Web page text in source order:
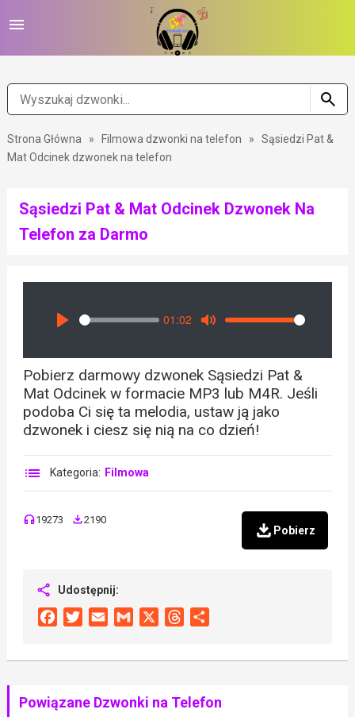
Strona Główna » Filmowa dzwonki na telefon »
Sąsiedzi Pat &
Mat Odcinek dzwonek na telefon
Sąsiedzi Pat & Mat Odcinek Dzwonek Na
Telefon za Darmo
Seek
01:02
Volume
Pobierz darmowy dzwonek Sąsiedzi Pat &
Mat Odcinek w formacie MP3 lub M4R. Jeśli
podoba Ci się ta melodia, ustaw ją jako
dzwonek i ciesz się nią na co dzień!
Kategoria: Filmowa
19273 2190
Pobierz
Udostępnij:
FacebookTwitterEmail Gmail Threads
Powiązane Dzwonki na Telefon